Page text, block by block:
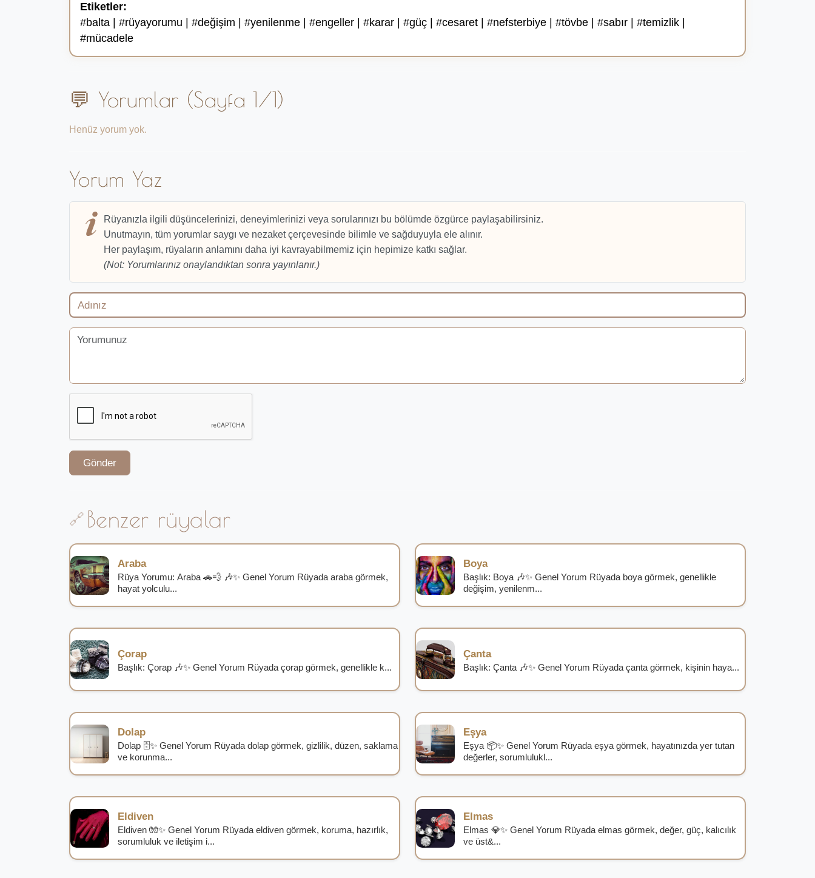
Etiketler:
#balta | #rüyayorumu | #değişim | #yenilenme | #engeller | #karar | #güç | #cesaret | #nefsterbiye | #tövbe | #sabır | #temizlik |
#mücadele
💬 Yorumlar (Sayfa 1/1)
Henüz yorum yok.
Yorum Yaz
Rüyanızla ilgili düşüncelerinizi, deneyimlerinizi veya sorularınızı bu bölümde özgürce paylaşabilirsiniz.
Unutmayın, tüm yorumlar saygı ve nezaket çerçevesinde bilimle ve sağduyuyla ele alınır.
Her paylaşım, rüyaların anlamını daha iyi kavrayabilmemiz için hepimize katkı sağlar.
(Not: Yorumlarınız onaylandıktan sonra yayınlanır.)
Gönder
Benzer rüyalar
Araba
Rüya Yorumu: Araba 🚗💨 🎶✨ Genel Yorum Rüyada araba görmek,
hayat yolculu...
Boya
Başlık: Boya 🎶✨ Genel Yorum Rüyada boya görmek, genellikle
değişim, yenilenm...
Çorap
Başlık: Çorap 🎶✨ Genel Yorum Rüyada çorap görmek, genellikle k...
Çanta
Başlık: Çanta 🎶✨ Genel Yorum Rüyada çanta görmek, kişinin haya...
Dolap
Dolap 🗄️✨ Genel Yorum Rüyada dolap görmek, gizlilik, düzen, saklama
ve korunma...
Eşya
Eşya 📦✨ Genel Yorum Rüyada eşya görmek, hayatınızda yer tutan
değerler, sorumlulukl...
Eldiven
Eldiven 🧤✨ Genel Yorum Rüyada eldiven görmek, koruma, hazırlık,
sorumluluk ve iletişim i...
Elmas
Elmas 💎✨ Genel Yorum Rüyada elmas görmek, değer, güç, kalıcılık
ve üst&...